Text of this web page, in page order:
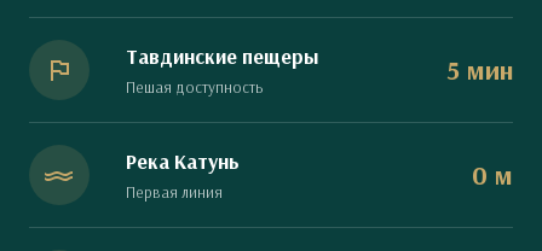
Тавдинские пещеры
Пешая доступность 5 мин
Река Катунь
Первая линия 0 м